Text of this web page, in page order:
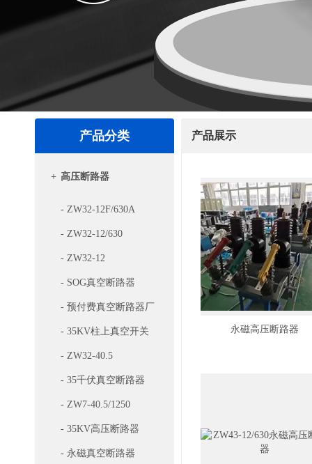
产品分类
+ 高压断路器
- ZW32-12F/630A
- ZW32-12/630
- ZW32-12
- SOG真空断路器
- 预付费真空断路器厂
- 35KV柱上真空开关
- ZW32-40.5
- 35千伏真空断路器
- ZW7-40.5/1250
- 35KV高压断路器
- 永磁真空断路器
产品展示
永磁高压断路器